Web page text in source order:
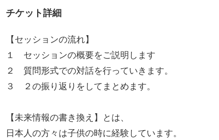
チケット詳細
【セッションの流れ】
１ セッションの概要をご説明します
２ 質問形式での対話を行っていきます。
３ ２の振り返りをしてまとめます。
【未来情報の書き換え】とは、
日本人の方々は子供の時に経験しています。